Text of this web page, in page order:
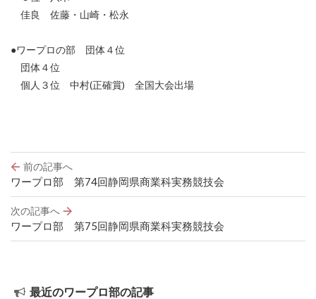
佳良 佐藤・山崎・松永
●ワープロの部 団体４位
団体４位
個人３位 中村(正確賞) 全国大会出場
投
稿
ナ
ビ
ゲ
ー
ン
前の記事へ
ワープロ部 第74回静岡県商業科実務競技会
次の記事へ
ワープロ部 第75回静岡県商業科実務競技会
最近のワープロ部の記事